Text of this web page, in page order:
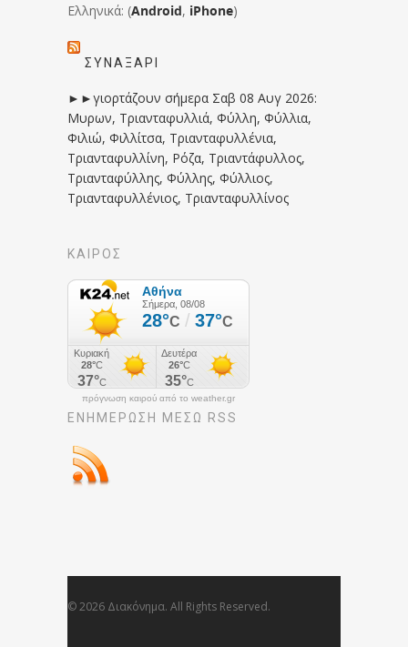
Ελληνικά: (Android, iPhone)
ΣΥΝΑΞΆΡΙ
►►γιορτάζουν σήμερα Σαβ 08 Αυγ 2026:
Μυρων, Τριανταφυλλιά, Φύλλη, Φύλλια,
Φιλιώ, Φιλλίτσα, Τριανταφυλλένια,
Τριανταφυλλίνη, Ρόζα, Τριαντάφυλλος,
Τριανταφύλλης, Φύλλης, Φύλλιος,
Τριανταφυλλένιος, Τριανταφυλλίνος
ΚΑΙΡΟΣ
πρόγνωση καιρού από το weather.gr
ΕΝΗΜΈΡΩΣΉ ΜΕΣΩ RSS
© 2026 Διακόνημα. All Rights Reserved.